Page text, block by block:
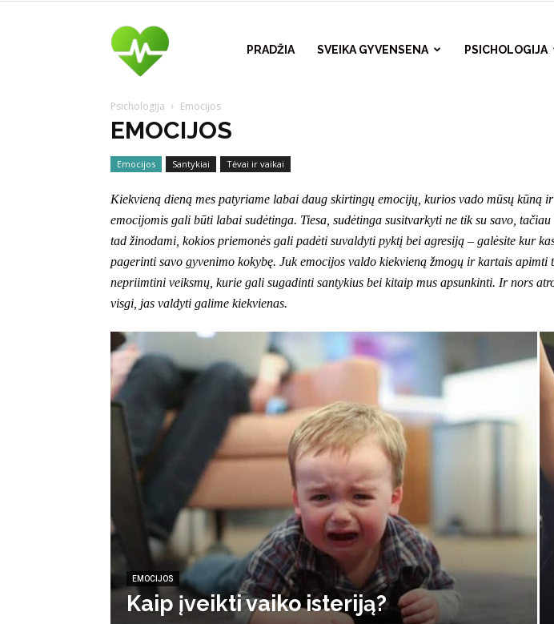
sveikatos
šaltinis
–
vvspt.lt
PRADŽIA SVEIKA GYVENSENA PSICHOLOGIJA
Psichologija Emocijos
EMOCIJOS
Emocijos Santykiai Tėvai ir vaikai
Kiekvieną dieną mes patyriame labai daug skirtingų emocijų, kurios vado mūsų kūną
emocijomis gali būti labai sudėtinga. Tiesa, sudėtinga susitvarkyti ne tik su savo,
tad žinodami, kokios priemonės gali padėti suvaldyti pyktį bei agresiją – galėsite kur
pagerinti savo gyvenimo kokybę. Juk emocijos valdo kiekvieną žmogų ir kartais
nepriimtini veiksmų, kurie gali sugadinti santykius bei kitaip mus apsunkinti. Ir nors
visgi, jas valdyti galime kiekvienas.
EMOCIJOS
Kaip įveikti vaiko isteriją?